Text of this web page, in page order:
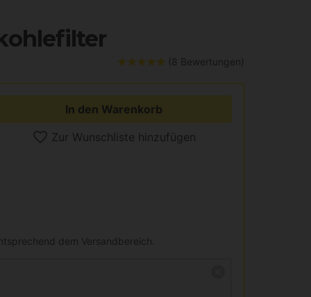
(8 Bewertungen)
In den Warenkorb
Zur Wunschliste hinzufügen
dem Versandbereich.